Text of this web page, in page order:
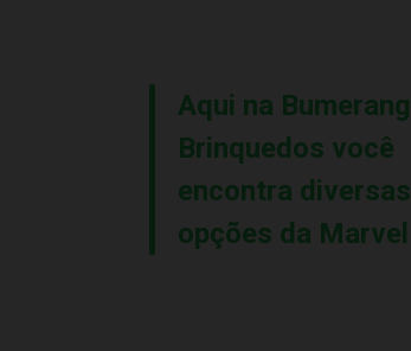
Aqui na Bumerang
Brinquedos você
encontra diversas
opções da Marvel